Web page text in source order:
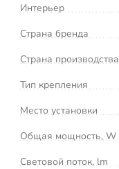
Интерьер
Страна бренда
Страна производства
Тип крепления
Место установки
Общая мощность, W
Световой поток, lm